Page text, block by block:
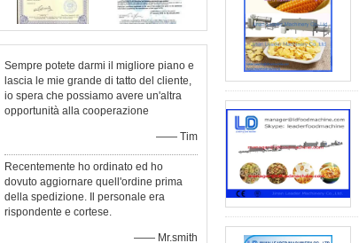
Sempre potete darmi il migliore piano e
lascia le mie grande di tatto del cliente,
io spera che possiamo avere un'altra
opportunità alla cooperazione
—— Tim
Recentemente ho ordinato ed ho
dovuto aggiornare quell'ordine prima
della spedizione. Il personale era
rispondente e cortese.
—— Mr.smith